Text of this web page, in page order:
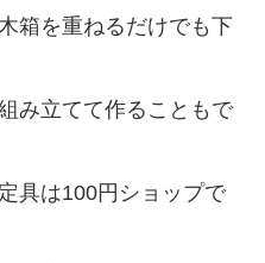
箱を重ねるだけでも下
み立てて作ることもで
具は100円ショップで